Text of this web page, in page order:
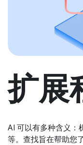
扩展
AI 可以有多种含义：
等。查找旨在帮助您